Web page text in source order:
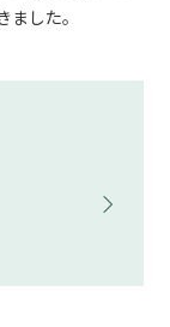
した。